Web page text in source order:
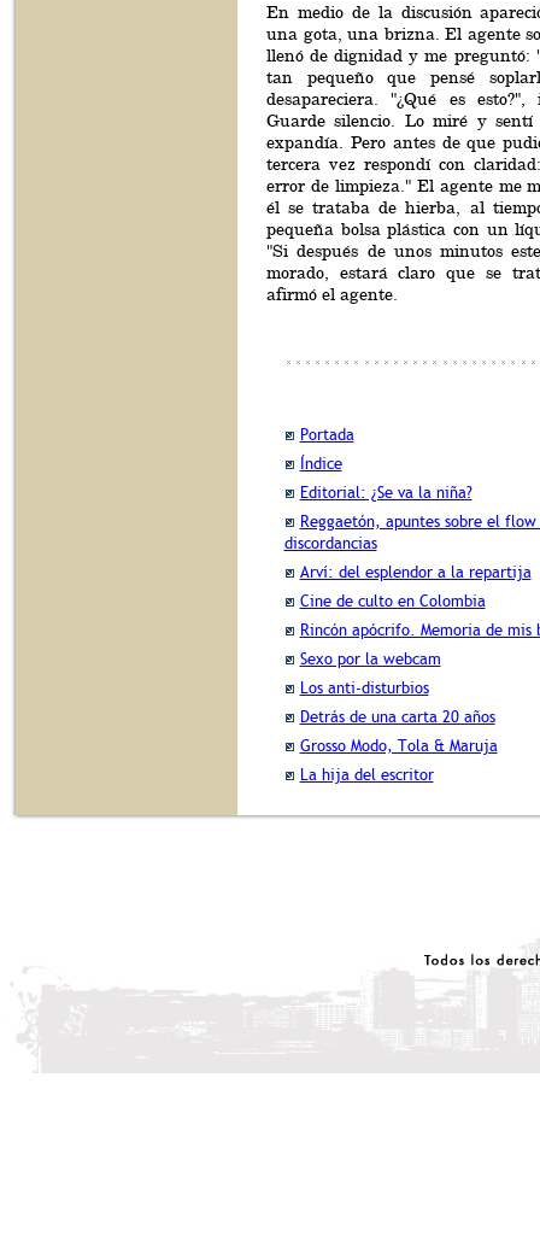
En medio de la discusión
una gota, una brizna. El agente
llenó de dignidad y me preguntó:
tan pequeño que pensé
desapareciera. "¿Qué es
Guarde silencio. Lo miré y sentí
expandía. Pero antes de que
tercera vez respondí con
error de limpieza." El agente me
él se trataba de hierba, al
pequeña bolsa plástica con un
"Si después de unos minutos
morado, estará claro que se
afirmó el agente.
Portada
Índice
Editorial: ¿Se va la niña?
Reggaetón, apuntes sobre el flow
discordancias
Arví: del esplendor a la repartija
Cine de culto en Colombia
Rincón apócrifo. Memoria de mis
Sexo por la webcam
Los anti-disturbios
Detrás de una carta 20 años
Grosso Modo, Tola & Maruja
La hija del escritor